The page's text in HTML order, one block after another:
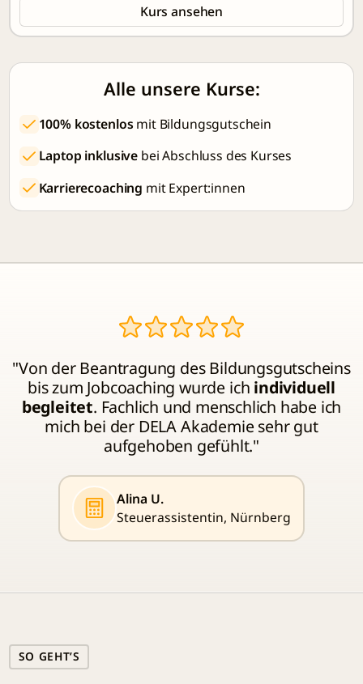
Kurs ansehen
Alle unsere Kurse:
100% kostenlos mit Bildungsgutschein
Laptop inklusive bei Abschluss des Kurses
Karrierecoaching mit Expert:innen
"Von der Beantragung des Bildungsgutscheins
bis zum Jobcoaching wurde ich individuell
begleitet. Fachlich und menschlich habe ich
mich bei der DELA Akademie sehr gut
aufgehoben gefühlt."
Alina U.
Steuerassistentin, Nürnberg
SO GEHT’S